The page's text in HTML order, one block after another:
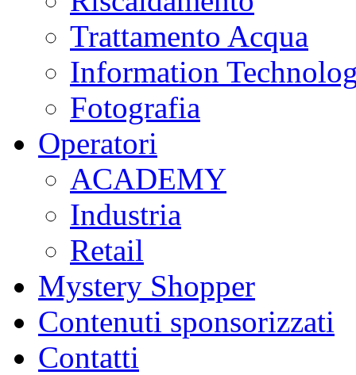
Trattamento Acqua
Information
Fotografia
Operatori
ACADEMY
Industria
Retail
Mystery Shopper
Contenuti sponsorizzati
Contatti